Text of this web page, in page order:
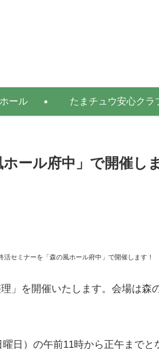
ール たまチュウ安心クラ
ール府中」で開催し
活セミナーを「森の風ホール府中」で開催します！
」を開催いたします。会場は
日）の午前11時から正午までと